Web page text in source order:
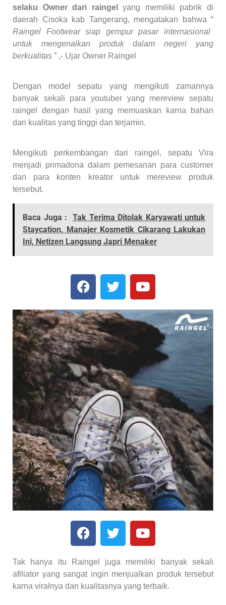
selaku Owner dari raingel
yang memiliki pabrik di
daerah Cisoka kab Tangerang, mengatakan bahwa “
Raingel Footwear siap gempur pasar internasional
untuk mengenalkan produk dalam negeri yang
berkualitas ” ,- Ujar Owner Raingel
Dengan model sepatu yang mengikuti zamannya
banyak sekali para youtuber yang mereview sepatu
raingel dengan hasil yang memuaskan karna bahan
dan kualitas yang tinggi dan terjamin.
Mengikuti perkembangan dari raingel, sepatu Vira
menjadi primadona dalam pemesanan para customer
dan para konten kreator untuk mereview produk
tersebut.
Baca Juga :
Tak Terima Ditolak Karyawati untuk
Staycation, Manajer Kosmetik Cikarang Lakukan
Ini, Netizen Langsung Japri Menaker
Tak hanya itu Raingel juga memiliki banyak sekali
afiliator yang sangat ingin menjualkan produk tersebut
karna viralnya dan kualitasnya yang terbaik.